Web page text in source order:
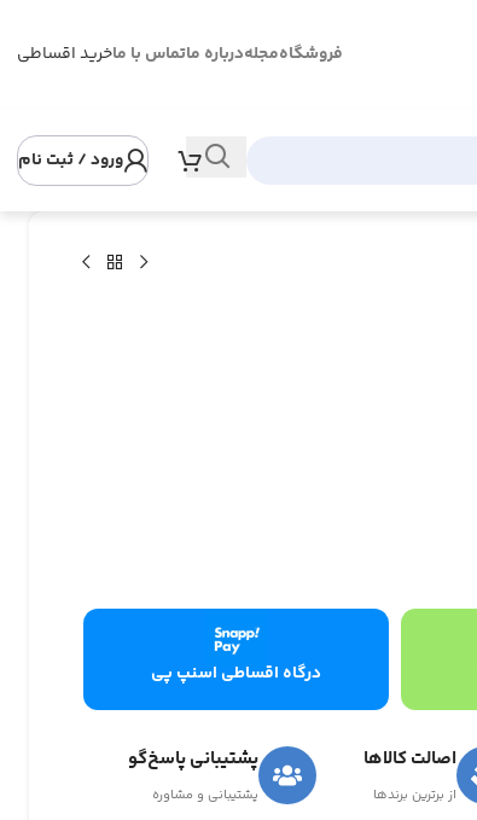
فروشگاهمجلهدرباره ماتماس با ماخرید اقساطی
ورود / ثبت نام
درگاه اقساطی اسنپ پی
اصالت کالاها
از برترین برندها
پشتیبانی پاسخ‌گو
پشتیبانی و مشاوره